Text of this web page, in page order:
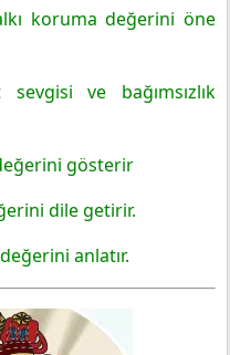
koruma değerini öne
ve bağımsızlık
gösterir
dile getirir.
anlatır.